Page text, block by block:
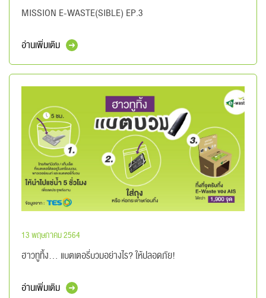
MISSION E-WASTE(SIBLE) EP.3
อ่านเพิ่มเติม
13 พฤษภาคม 2564
ฮาวทูทิ้ง… แบตเตอรี่บวมอย่างไร? ให้ปลอดภัย!
อ่านเพิ่มเติม